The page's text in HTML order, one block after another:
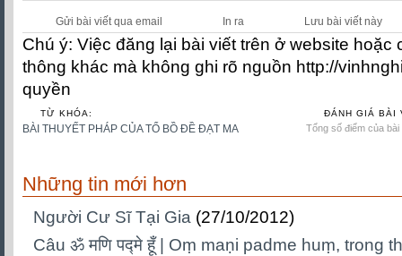
Gửi bài viết qua email In ra Lưu bài viết này
Chú ý: Việc đăng lại bài viết trên ở website
thông khác mà không ghi rõ nguồn http://
quyền
TỪ KHÓA:
BÀI THUYẾT PHÁP CỦA TỔ BỒ ĐỀ ĐẠT MA
ĐÁNH GIÁ BÀI
Tổng số điểm của
Những tin mới hơn
Người Cư Sĩ Tại Gia (27/10/2012)
Câu ॐ मणि पद्मे हूँ | Oṃ maṇi padme huṃ, trong